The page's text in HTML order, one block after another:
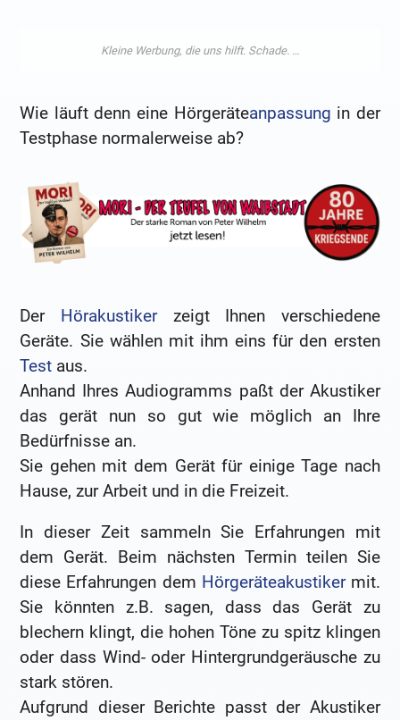
Wie läuft denn eine Hörgeräteanpassung in der
Testphase normalerweise ab?
Der Hörakustikerzeigt Ihnen verschiedene
Geräte. Sie wählen mit ihm eins für den ersten
Test aus.
Anhand Ihres Audiogramms paßt der Akustiker
das gerät nun so gut wie möglich an Ihre
Bedürfnisse an.
Sie gehen mit dem Gerät für einige Tage nach
Hause, zur Arbeit und in die Freizeit.
In dieser Zeit sammeln Sie Erfahrungen mit
dem Gerät. Beim nächsten Termin teilen Sie
diese Erfahrungen dem Hörgeräteakustikermit.
Sie könnten z.B. sagen, dass das Gerät zu
blechern klingt, die hohen Töne zu spitz klingen
oder dass Wind- oder Hintergrundgeräusche zu
stark stören.
Aufgrund dieser Berichte passt der Akustiker